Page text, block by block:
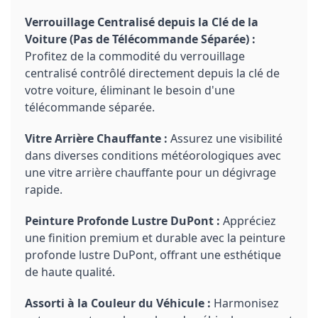
Verrouillage Centralisé depuis la Clé de la
Voiture (Pas de Télécommande Séparée) :
Profitez de la commodité du verrouillage
centralisé contrôlé directement depuis la clé de
votre voiture, éliminant le besoin d'une
télécommande séparée.
Vitre Arrière Chauffante : Assurez une visibilité
dans diverses conditions météorologiques avec
une vitre arrière chauffante pour un dégivrage
rapide.
Peinture Profonde Lustre DuPont : Appréciez
une finition premium et durable avec la peinture
profonde lustre DuPont, offrant une esthétique
de haute qualité.
Assorti à la Couleur du Véhicule : Harmonisez